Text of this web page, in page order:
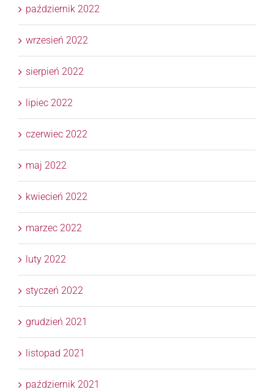
październik 2022
wrzesień 2022
sierpień 2022
lipiec 2022
czerwiec 2022
maj 2022
kwiecień 2022
marzec 2022
luty 2022
styczeń 2022
grudzień 2021
listopad 2021
październik 2021